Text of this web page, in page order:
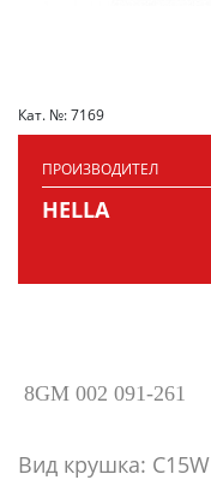
Кат. №: 7169
ПРОИЗВОДИТЕЛ
HELLA
8GM 002 091-261
Вид крушка: C15W